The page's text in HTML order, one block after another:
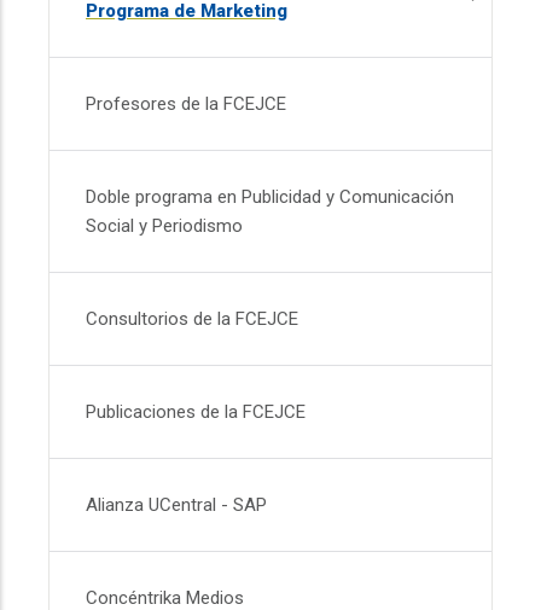
Programa de Marketing
Profesores de la FCEJCE
Doble programa en Publicidad y Comunicación
Social y Periodismo
Consultorios de la FCEJCE
Publicaciones de la FCEJCE
Alianza UCentral - SAP
Concéntrika Medios